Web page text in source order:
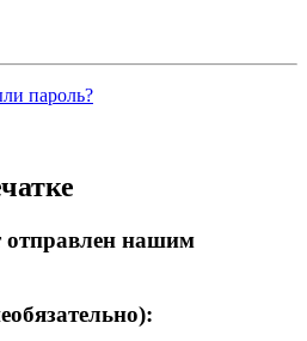
пароль?
отправлен нашим